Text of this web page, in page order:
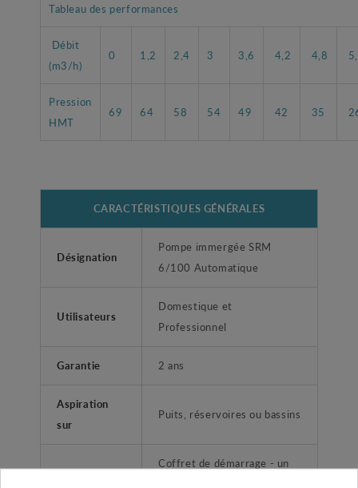
Tableau des performances
Débit
(m3/h)
0 1,2 2,4 3 3,6 4,2 4,8
Pression
HMT
69 64 58 54 49 42 35
CARACTÉRISTIQUES GÉNÉRALES
Désignation
Pompe immergée SRM
6/100 Automatique
Utilisateurs
Domestique et
Professionnel
Garantie 2 ans
Aspiration
sur
Puits, réservoires ou bassins
Coffret de démarrage - un